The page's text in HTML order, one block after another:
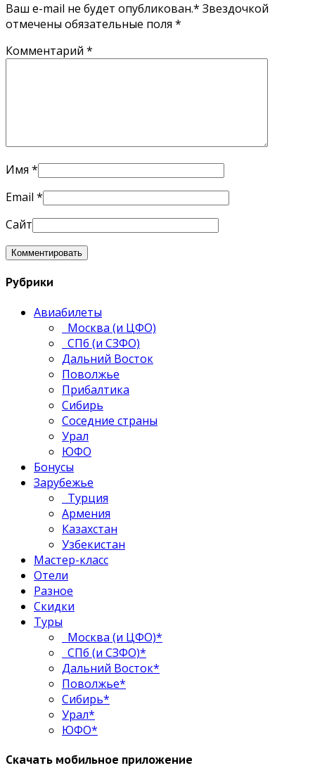
Ваш e-mail не будет опубликован.* Звездочкой
отмечены обязательные поля *
Комментарий *
Имя *
Email *
Сайт
Рубрики
Авиабилеты
Москва (и ЦФО)
СПб (и СЗФО)
Дальний Восток
Поволжье
Прибалтика
Сибирь
Соседние страны
Урал
ЮФО
Бонусы
Зарубежье
Турция
Армения
Казахстан
Узбекистан
Мастер-класс
Отели
Разное
Скидки
Туры
Москва (и ЦФО)*
СПб (и СЗФО)*
Дальний Восток*
Поволжье*
Сибирь*
Урал*
ЮФО*
Скачать мобильное приложение